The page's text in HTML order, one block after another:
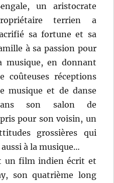
un aristocrate
terrien a
sa fortune et sa
à sa passion pour
musique, en donnant
coûteuses réceptions
musique et de danse
son salon de
pour son voisin, un
grossières qui
à la musique…
un film indien écrit et
son quatrième long